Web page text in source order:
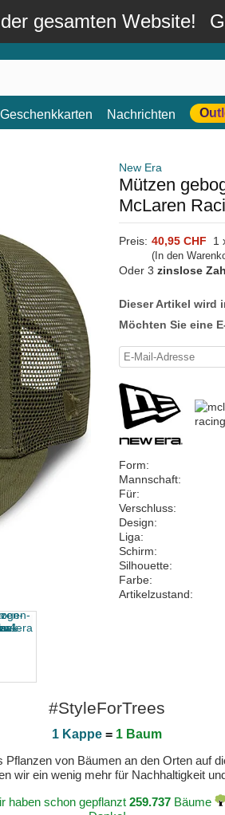
gesamten Website!
Geschenkkarten Nachrichten
New Era
Mützen
McLaren
Preis: 40,95 CHF 1
(In den
Oder 3 zinslose
Dieser Artikel wird
Möchten Sie eine
Form:
Mannschaft:
Für:
Verschluss:
Design:
Liga:
Schirm:
Silhouette:
Farbe:
Artikelzustand:
#StyleForTrees
1 Kappe = 1 Baum
von Bäumen an den Orten auf
wir ein wenig mehr für Nachhaltigkeit
haben schon gepflanzt 259.737Bäume